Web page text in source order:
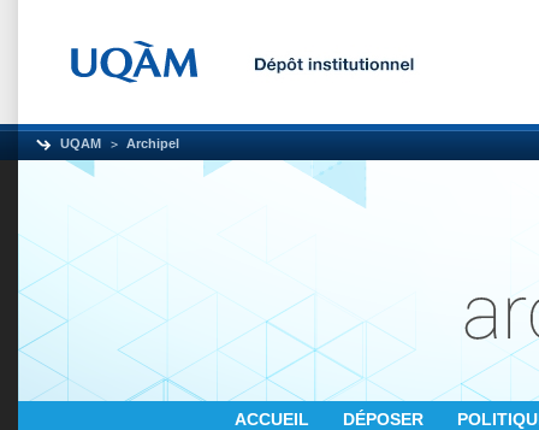
UQAM Archipel
ACCUEIL DÉPOSER